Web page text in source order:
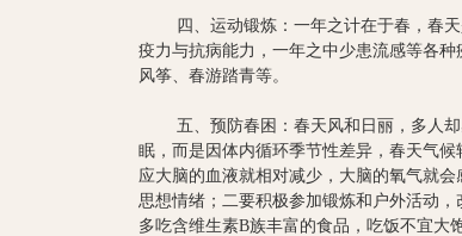
四、运动锻炼：一年之计在于春，春天
疫力与抗病能力，一年之中少患流感等各
风筝、春游踏青等。
五、预防春困：春天风和日丽，多人却
眠，而是因体内循环季节性差异，春天气
应大脑的血液就相对减少，大脑的氧气就
思想情绪；二要积极参加锻炼和户外活动
多吃含维生素B族丰富的食品，吃饭不宜大